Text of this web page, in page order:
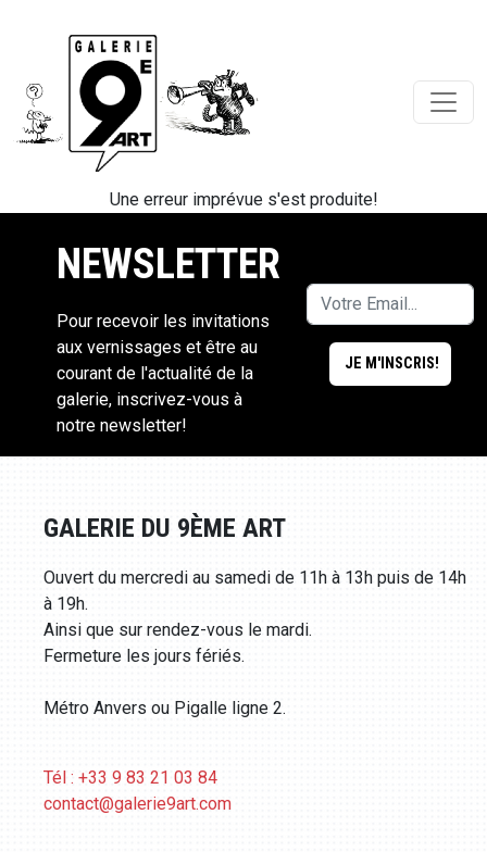
Une erreur imprévue s'est produite!
NEWSLETTER
Pour recevoir les invitations
aux vernissages et être au
courant de l'actualité de la
galerie, inscrivez-vous à
notre newsletter!
GALERIE DU 9ÈME ART
Ouvert du mercredi au samedi de 11h à 13h puis de 14h
à 19h.
Ainsi que sur rendez-vous le mardi.
Fermeture les jours fériés.
Métro Anvers ou Pigalle ligne 2.
Tél : +33 9 83 21 03 84
contact@galerie9art.com